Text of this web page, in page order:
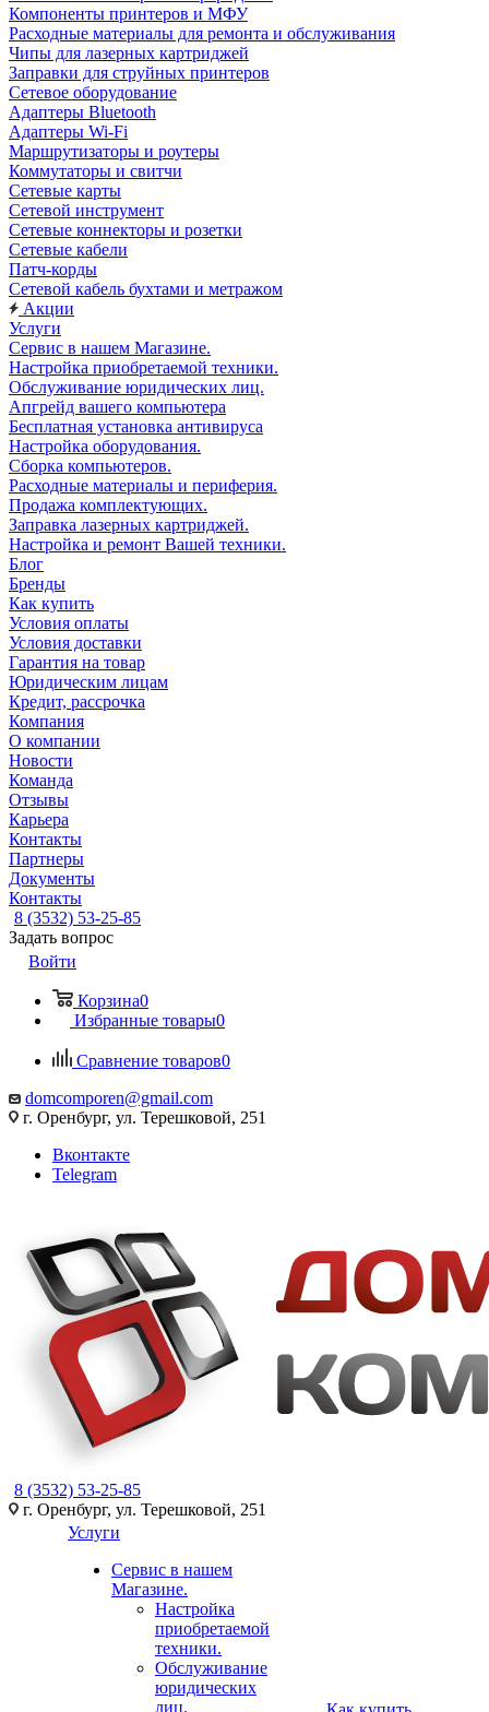
Компоненты принтеров и МФУ
Расходные материалы для ремонта и обслуживания
Чипы для лазерных картриджей
Заправки для струйных принтеров
Сетевое оборудование
Адаптеры Bluetooth
Адаптеры Wi-Fi
Маршрутизаторы и роутеры
Коммутаторы и свитчи
Сетевые карты
Сетевой инструмент
Сетевые коннекторы и розетки
Сетевые кабели
Патч-корды
Сетевой кабель бухтами и метражом
Акции
Услуги
Сервис в нашем Магазине.
Настройка приобретаемой техники.
Обслуживание юридических лиц.
Апгрейд вашего компьютера
Бесплатная установка антивируса
Настройка оборудования.
Сборка компьютеров.
Расходные материалы и периферия.
Продажа комплектующих.
Заправка лазерных картриджей.
Настройка и ремонт Вашей техники.
Блог
Бренды
Как купить
Условия оплаты
Условия доставки
Гарантия на товар
Юридическим лицам
Кредит, рассрочка
Компания
О компании
Новости
Команда
Отзывы
Карьера
Контакты
Партнеры
Документы
Контакты
8 (3532) 53-25-85
Задать вопрос
Войти
Корзина0
Избранные товары0
Сравнение товаров0
domcomporen@gmail.com
г. Оренбург, ул. Терешковой, 251
Вконтакте
Telegram
8 (3532) 53-25-85
г. Оренбург, ул. Терешковой, 251
Услуги
Сервис в нашем
Магазине.
Настройка
приобретаемой
техники.
Обслуживание
юридических
лиц.